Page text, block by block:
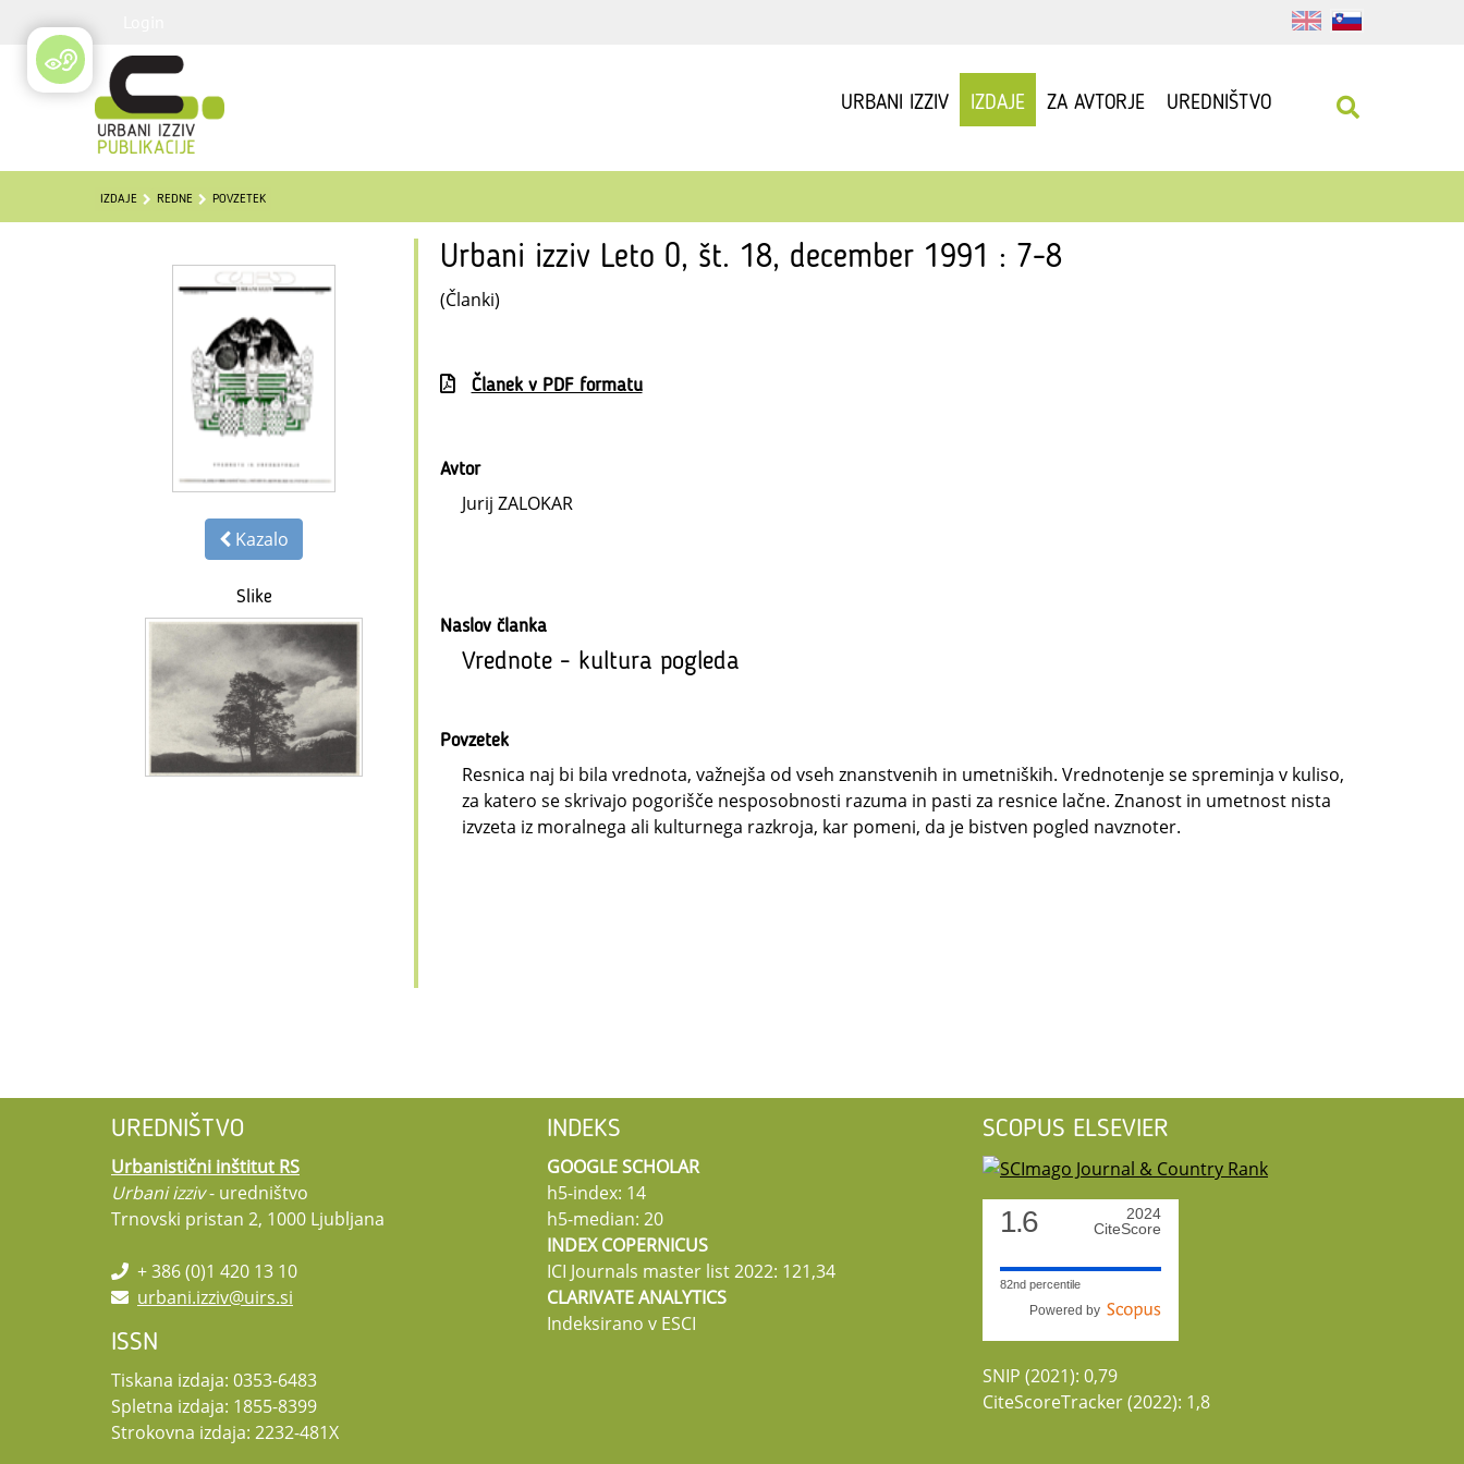
URBANI IZZIV IZDAJE ZA AVTORJE UREDNIŠTVO
IZDAJE REDNE POVZETEK
Kazalo
Slike
Urbani izziv Leto 0, št. 18, december 1991 : 7-8
(Članki)
Članek v PDF formatu
Avtor
Jurij ZALOKAR
Naslov članka
Vrednote - kultura pogleda
Povzetek
Resnica naj bi bila vrednota, važnejša od vseh znanstvenih in umetniških. Vrednotenje se spreminja v kuliso,
za katero se skrivajo pogorišče nesposobnosti razuma in pasti za resnice lačne. Znanost in umetnost nista
izvzeta iz moralnega ali kulturnega razkroja, kar pomeni, da je bistven pogled navznoter.
UREDNIŠTVO
Urbanistični inštitut RS
Urbani izziv- uredništvo
Trnovski pristan 2, 1000 Ljubljana
+ 386 (0)1 420 13 10
urbani.izziv@uirs.si
ISSN
Tiskana izdaja: 0353-6483
Spletna izdaja: 1855-8399
Strokovna izdaja: 2232-481X
INDEKS
GOOGLE SCHOLAR
h5-index: 14
h5-median: 20
INDEX COPERNICUS
ICI Journals master list 2022: 121,34
CLARIVATE ANALYTICS
Indeksirano v ESCI
SCOPUS ELSEVIER
1.6
2024
CiteScore
82nd percentile
Powered by
SNIP (2021): 0,79
CiteScoreTracker (2022): 1,8